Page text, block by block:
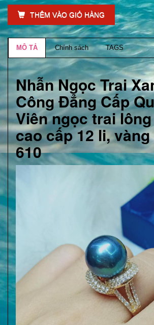
THÊM VÀO GIỎ HÀNG
MÔ TẢ Chính sách TAGS
Nhẫn Ngọc Trai
Công Đẳng Cấp
Viên ngọc trai
cao cấp 12 li,
610